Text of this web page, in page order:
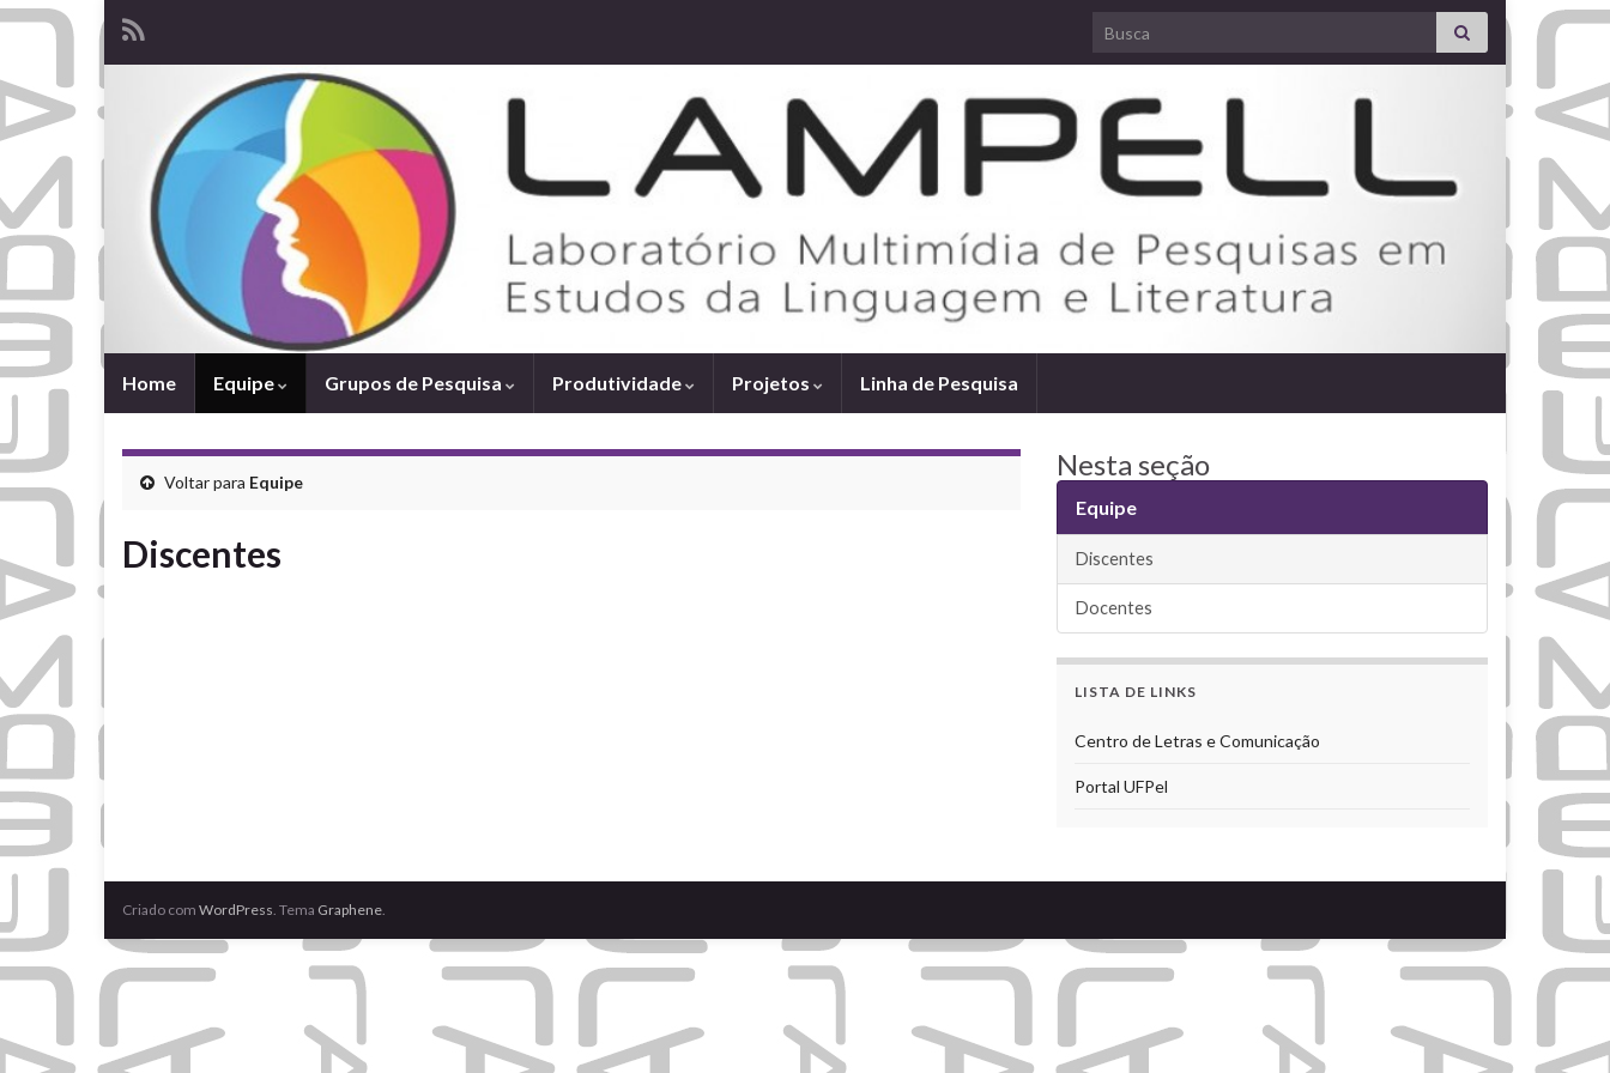
Search for:
Home Equipe Grupos de Pesquisa Produtividade Projetos Linha de Pesquisa
Voltar para Equipe
Discentes
Nesta seção
Equipe
Discentes
Docentes
LISTA DE LINKS
Centro de Letras e Comunicação
Portal UFPel
Criado com WordPress. Tema Graphene.